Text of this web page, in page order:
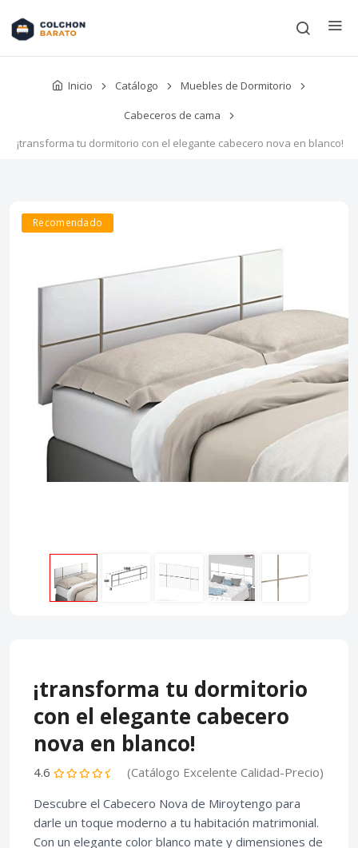
Inicio Catálogo Muebles de Dormitorio
Cabeceros de cama
¡transforma tu dormitorio con el elegante cabecero nova en blanco!
Recomendado
¡transforma tu dormitorio
con el elegante cabecero
nova en blanco!
4.6
(Catálogo Excelente Calidad-Precio)
Descubre el Cabecero Nova de Miroytengo para
darle un toque moderno a tu habitación matrimonial.
Con un elegante color blanco mate y dimensiones de